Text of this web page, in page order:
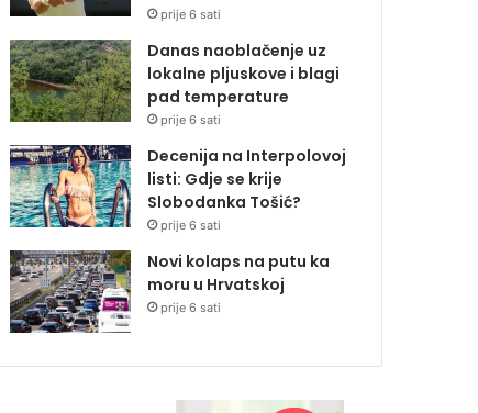
prije 6 sati
Danas naoblačenje uz
lokalne pljuskove i blagi
pad temperature
prije 6 sati
Decenija na Interpolovoj
listi: Gdje se krije
Slobodanka Tošić?
prije 6 sati
Novi kolaps na putu ka
moru u Hrvatskoj
prije 6 sati